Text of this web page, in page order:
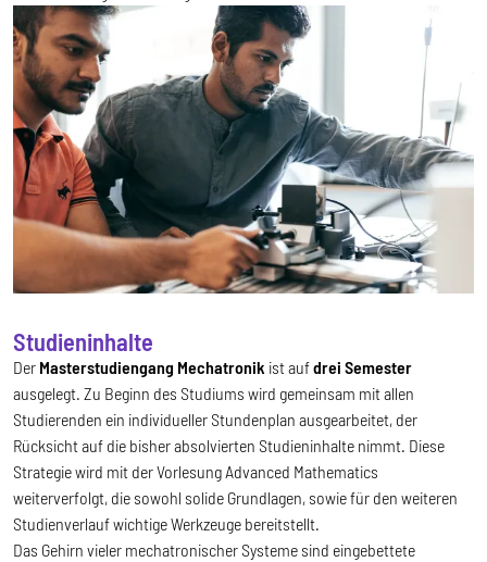
Studieninhalte
Der Masterstudiengang Mechatronik ist aufdrei Semester
ausgelegt. Zu Beginn des Studiums wird gemeinsam mit allen
Studierenden ein individueller Stundenplan ausgearbeitet, der
Rücksicht auf die bisher absolvierten Studieninhalte nimmt. Diese
Strategie wird mit der Vorlesung Advanced Mathematics
weiterverfolgt, die sowohl solide Grundlagen, sowie für den weiteren
Studienverlauf wichtige Werkzeuge bereitstellt.
Das Gehirn vieler mechatronischer Systeme sind eingebettete